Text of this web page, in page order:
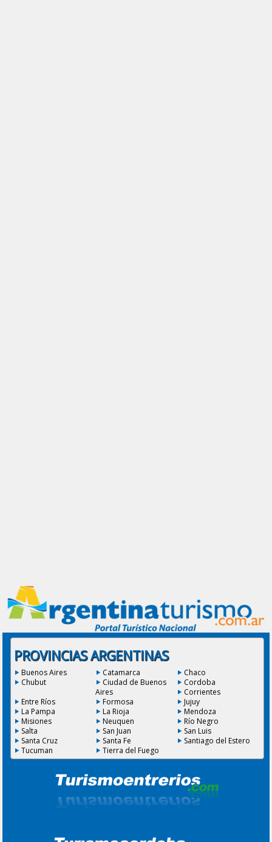
PROVINCIAS ARGENTINAS
Buenos Aires Catamarca
Chaco
Chubut
Ciudad de Buenos
Aires
Cordoba
Corrientes
Entre Ríos
Formosa
Jujuy
La Pampa
La Rioja
Mendoza
Misiones
Neuquen
Río Negro
Salta
San Juan
San Luis
Santa Cruz
Santa Fe
Santiago del Estero
Tucuman
Tierra del Fuego